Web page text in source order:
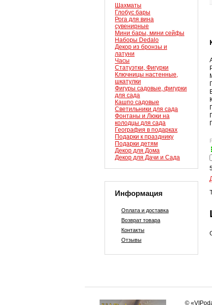
Шахматы
Глобус бары
Рога для вина
сувенирные
Мини бары, мини сейфы
Наборы Dedalo
Декор из бронзы и
латуни
Часы
Статуэтки, Фигурки
Ключницы настенные,
шкатулки
Фигуры садовые, фигурки
для сада
Кашпо садовые
Светильники для сада
Фонтаны и Люки на
колодцы для сада
География в подарках
Подарки к празднику
Подарки детям
Декор для Дома
Декор для Дачи и Сада
Информация
Оплата и доставка
Возврат товара
Контакты
Отзывы
©